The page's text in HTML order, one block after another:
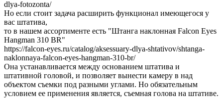
dlya-fotozonta/
Но если стоит задача расширить функционал имеющегося у
вас штатива,
то в нашем ассортименте есть "Штанга наклонная Falcon Eyes
Hangman 310 BR"
https://falcon-eyes.ru/catalog/aksessuary-dlya-shtativov/shtanga-
naklonnaya-falcon-eyes-hangman-310-br/
Она устанавливается между основанием штатива и
штативной головой, и позволяет вынести камеру в над
объектом съемки под разными углами. Но обязательным
условием ее применения является, съемная голова на штативе.